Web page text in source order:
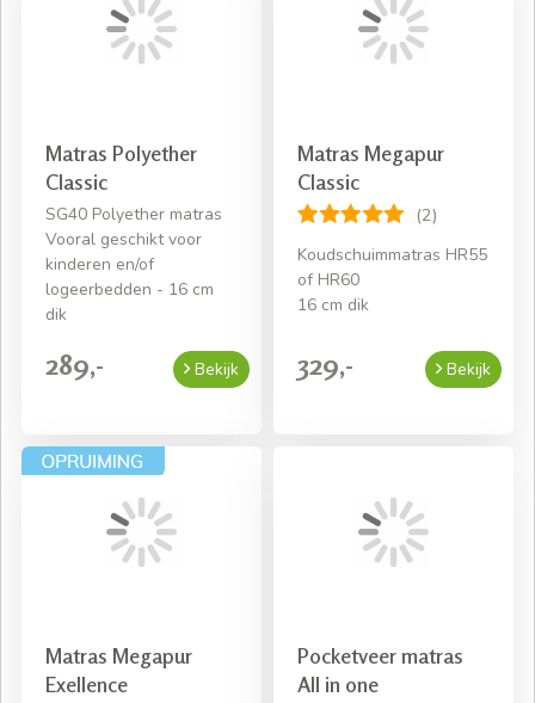
Matras Polyether
Classic
SG40 Polyether matras
Vooral geschikt voor
kinderen en/of
logeerbedden - 16 cm
dik
289,- Bekijk
Matras Megapur
Classic
(2)
Koudschuimmatras HR55
of HR60
16 cm dik
329,- Bekijk
Matras Megapur
Exellence
Pocketveer matras
All in one